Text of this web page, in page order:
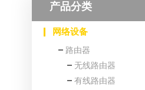
产品分类
网络设备
路由器
无线路由器
有线路由器